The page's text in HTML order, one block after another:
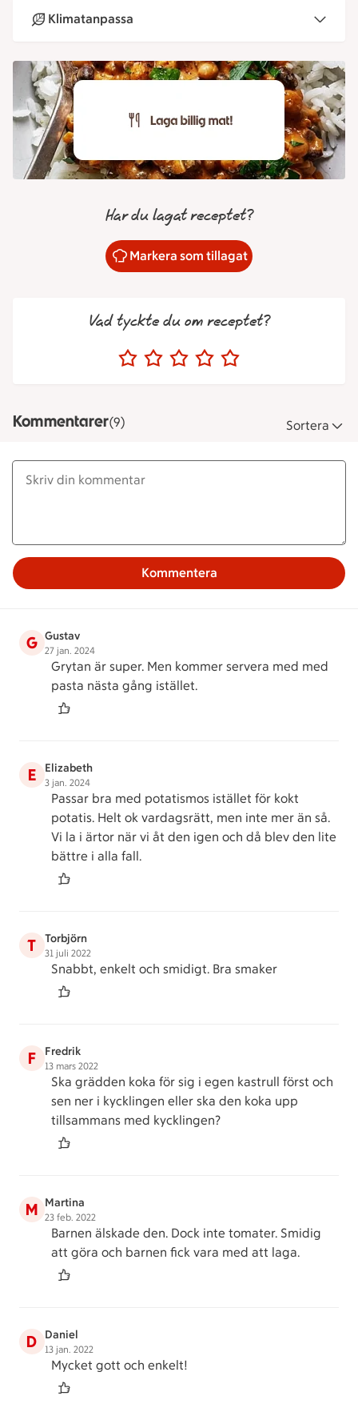
Klimatanpassa
Har du lagat receptet?
Markera som tillagat
Vad tyckte du om receptet?
Kommentarer(9) Sortera
Kommentera
G Gustav
27 jan. 2024
Grytan är super. Men kommer servera med med
pasta nästa gång istället.
E Elizabeth
3 jan. 2024
Passar bra med potatismos istället för kokt
potatis. Helt ok vardagsrätt, men inte mer än så.
Vi la i ärtor när vi åt den igen och då blev den lite
bättre i alla fall.
T Torbjörn
31 juli 2022
Snabbt, enkelt och smidigt. Bra smaker
F Fredrik
13 mars 2022
Ska grädden koka för sig i egen kastrull först och
sen ner i kycklingen eller ska den koka upp
tillsammans med kycklingen?
M Martina
23 feb. 2022
Barnen älskade den. Dock inte tomater. Smidig
att göra och barnen fick vara med att laga.
D Daniel
13 jan. 2022
Mycket gott och enkelt!